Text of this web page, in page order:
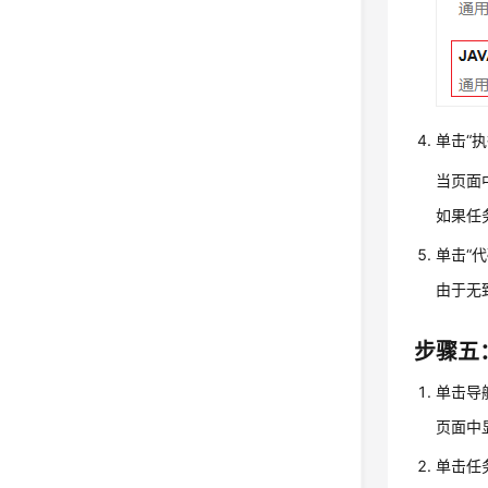
单击“
当页面
如果任
单击“
由于无
步骤五
单击导
页面中
单击任